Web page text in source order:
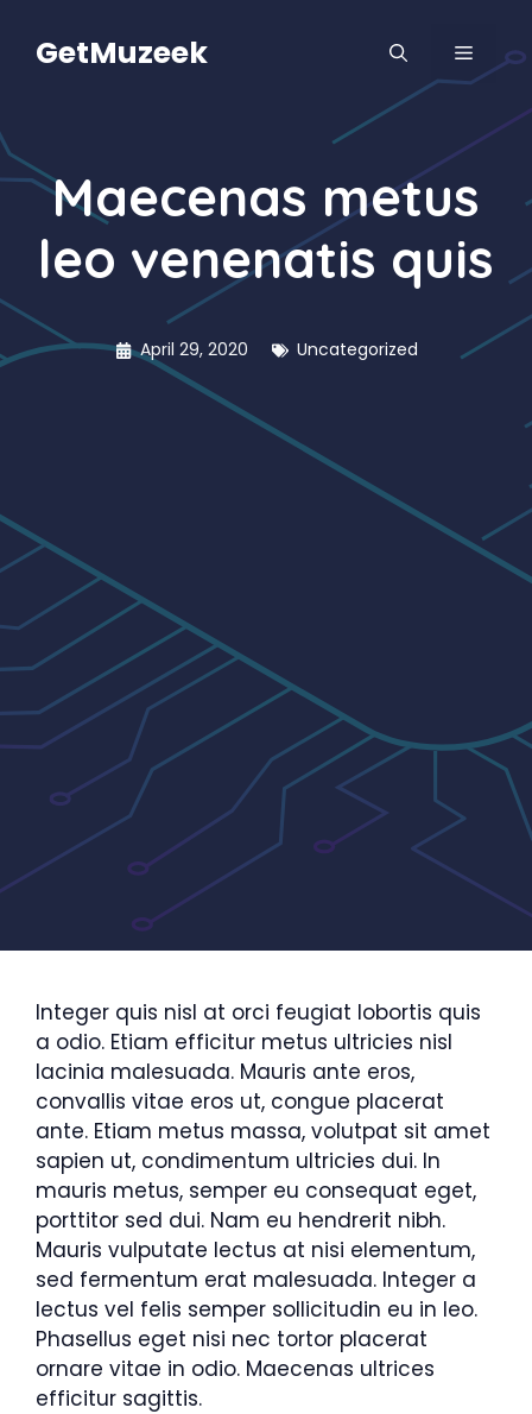
contentGetMuzeek MENU
Maecenas metus
leo venenatis quis
April 29, 2020 Uncategorized
Integer quis nisl at orci feugiat lobortis quis
a odio. Etiam efficitur metus ultricies nisl
lacinia malesuada. Mauris ante eros,
convallis vitae eros ut, congue placerat
ante. Etiam metus massa, volutpat sit amet
sapien ut, condimentum ultricies dui. In
mauris metus, semper eu consequat eget,
porttitor sed dui. Nam eu hendrerit nibh.
Mauris vulputate lectus at nisi elementum,
sed fermentum erat malesuada. Integer a
lectus vel felis semper sollicitudin eu in leo.
Phasellus eget nisi nec tortor placerat
ornare vitae in odio. Maecenas ultrices
efficitur sagittis.